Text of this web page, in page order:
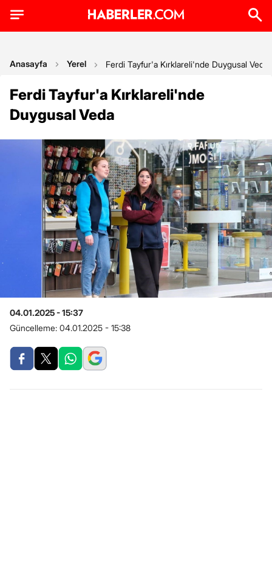
Anasayfa Yerel Ferdi Tayfur'a Kırklareli'nde Duygusal Veda
Ferdi Tayfur'a Kırklareli'nde
Duygusal Veda
04.01.2025 - 15:37
Güncelleme: 04.01.2025 - 15:38